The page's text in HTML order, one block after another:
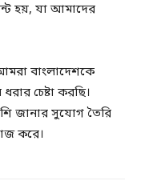
হয়, যা আমাদের
বাংলাদেশকে
চেষ্টা করছি।
জানার সুযোগ তৈরি
করে।